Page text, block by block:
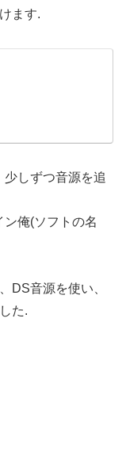
ます.
しずつ音源を追
俺(ソフトの名
DS音源を使い、
た.